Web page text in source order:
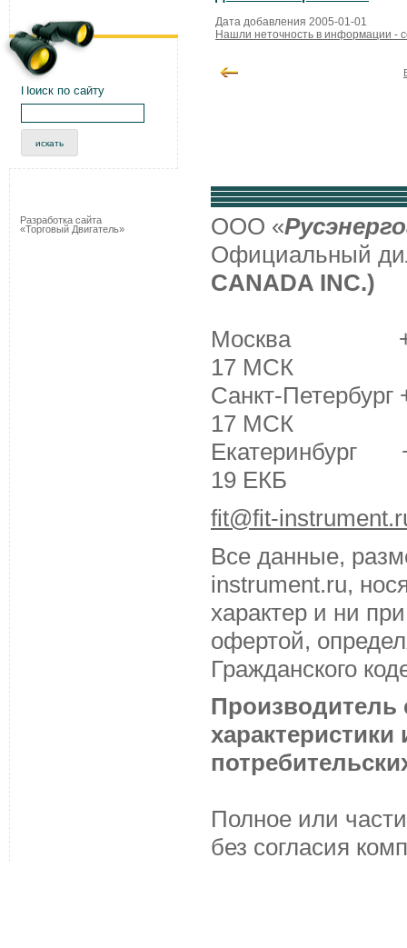
Дата добавления 2005-01-01
Нашли неточность в информации -
Поиск по сайту
Разработка сайта
«Торговый Двигатель»
ООО «
Официальный
CANADA INC.)
Москва +7
17 МСК
Санкт-
17 МСК
Екатеринбург
19 ЕКБ
fit@fit-
Все данные,
instrument.ru,
характер и ни
офертой,
Гражданского
Производитель
Полное или
без согласия